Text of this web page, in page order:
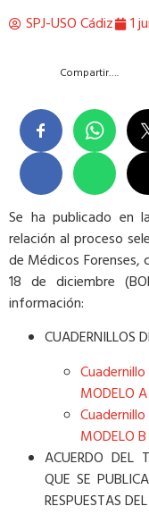
SPJ-USO Cádiz 1
Compartir….
Se ha publicado en
relación al proceso
de Médicos Forenses,
18 de diciembre
información:
CUADERNILLOS
MODELO A
MODELO B
ACUERDO DEL
QUE SE
RESPUESTAS